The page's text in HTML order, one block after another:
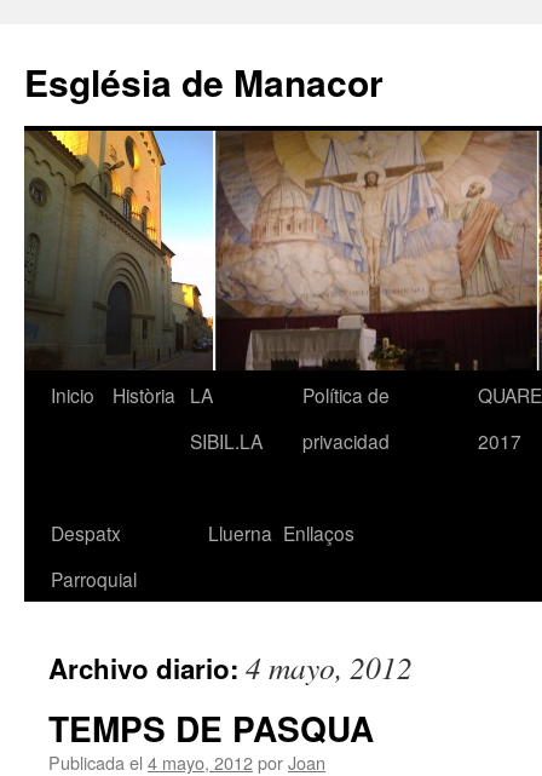
contenido
Església de Manacor
Inicio Història
LA
SIBIL.LA
Política de
privacidad
2017
Despatx
Parroquial
Lluerna Enllaços
Archivo diario: 4 mayo, 2012
TEMPS DE PASQUA
Publicada el 4 mayo, 2012porJoan